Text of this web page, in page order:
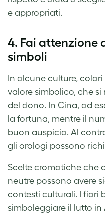
e appropriati.
4. Fai attenzione
simboli
In alcune culture,
valore simbolico, che
del dono. In Cina, ad
la fortuna, mentre il
buon auspicio. Al
gli orologi possono
Scelte cromatiche che
neutre possono avere
contesti culturali. I fiori
simboleggiare il lutto in